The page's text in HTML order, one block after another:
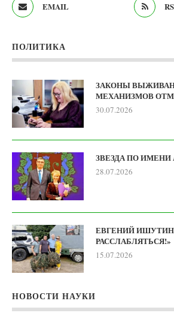
EMAIL
ПОЛИТИКА
ЗАКОНЫ
МЕХАНИЗМОВ
30.07.2026
ЗВЕЗДА ПО ИМЕНИ
28.07.2026
ЕВГЕНИЙ
РАССЛАБЛЯТЬСЯ!»
15.07.2026
НОВОСТИ НАУКИ